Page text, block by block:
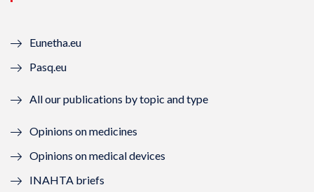
u
e
l
o
e
u
Eunetha.eu
Pasq.eu
All our publications by topic and type
Opinions on medicines
Opinions on medical devices
INAHTA briefs